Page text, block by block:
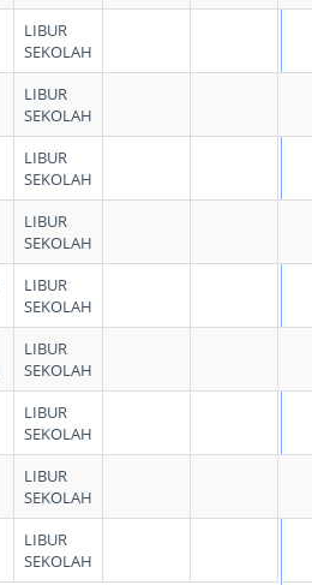
LIBUR
SEKOLAH
LIBUR
SEKOLAH
LIBUR
SEKOLAH
LIBUR
SEKOLAH
LIBUR
SEKOLAH
LIBUR
SEKOLAH
LIBUR
SEKOLAH
LIBUR
SEKOLAH
LIBUR
SEKOLAH